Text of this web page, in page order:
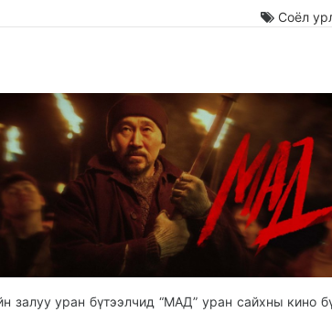
Соёл
залуу уран бүтээлчид “МАД” уран сайхны кино